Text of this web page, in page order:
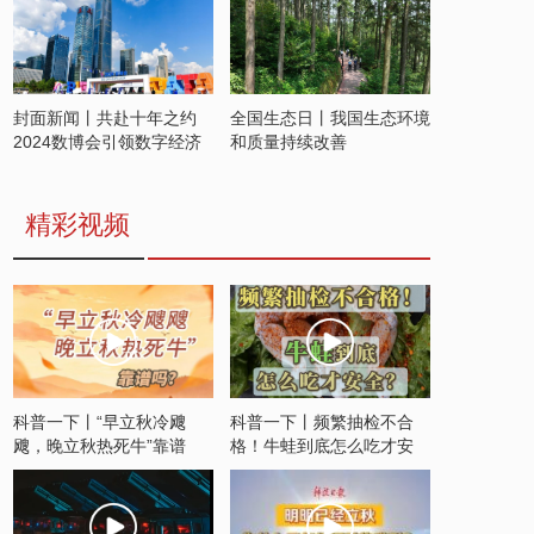
封面新闻丨共赴十年之约
2024数博会引领数字经济
全国生态日丨我国生态环境
和质量持续改善
精彩视频
科普一下丨“早立秋冷飕
飕，晚立秋热死牛”靠谱
吗？
科普一下丨频繁抽检不合
格！牛蛙到底怎么吃才安
全？